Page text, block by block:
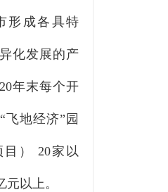
形成各具特
化发展的产
年末每个开
“ 飞地经济” 园
目） 20家以
以上。